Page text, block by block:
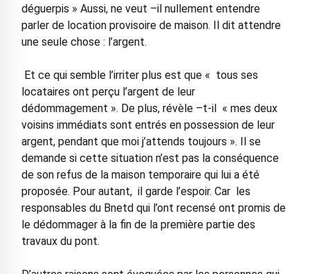
déguerpis » Aussi, ne veut –il nullement entendre
parler de location provisoire de maison. Il dit attendre
une seule chose : l’argent.
Et ce qui semble l’irriter plus est que « tous ses
locataires ont perçu l’argent de leur
dédommagement ». De plus, révèle –t-il « mes deux
voisins immédiats sont entrés en possession de leur
argent, pendant que moi j’attends toujours ». Il se
demande si cette situation n’est pas la conséquence
de son refus de la maison temporaire qui lui a été
proposée. Pour autant, il garde l’espoir. Car les
responsables du Bnetd qui l’ont recensé ont promis de
le dédommager à la fin de la première partie des
travaux du pont.